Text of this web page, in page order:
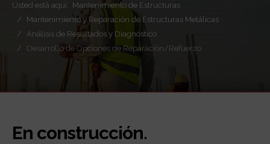
Usted está aquí: Mantenimiento de Estructuras
Mantenimiento y Reparación de Estructuras Metálicas
Análisis de Resultados y Diagnóstico
Desarrollo de Opciones de Reparación/Refuerzo
En construcción.